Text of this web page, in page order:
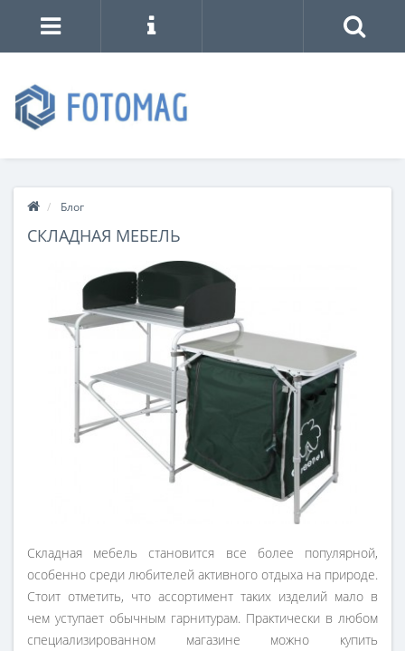
Блог
СКЛАДНАЯ МЕБЕЛЬ
Складная мебель становится все более популярной,
особенно среди любителей активного отдыха на природе.
Стоит отметить, что ассортимент таких изделий мало в
чем уступает обычным гарнитурам. Практически в любом
специализированном магазине можно купить